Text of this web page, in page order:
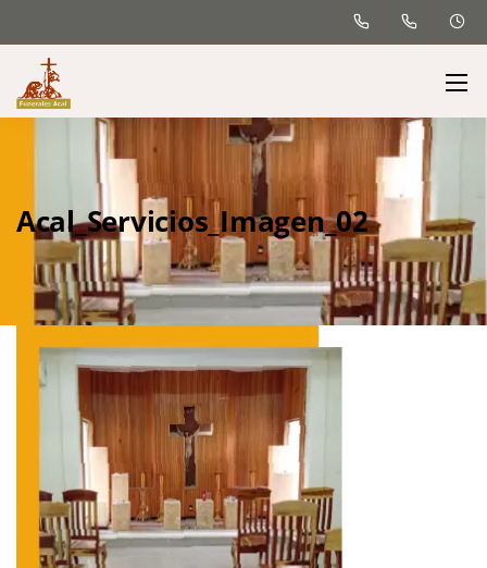
Acal_Servicios_Imagen_02